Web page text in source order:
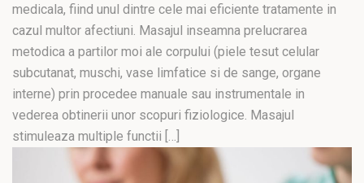
medicala, fiind unul dintre cele mai eficiente tratamente in
cazul multor afectiuni. Masajul inseamna prelucrarea
metodica a partilor moi ale corpului (piele tesut celular
subcutanat, muschi, vase limfatice si de sange, organe
interne) prin procedee manuale sau instrumentale in
vederea obtinerii unor scopuri fiziologice. Masajul
stimuleaza multiple functii […]